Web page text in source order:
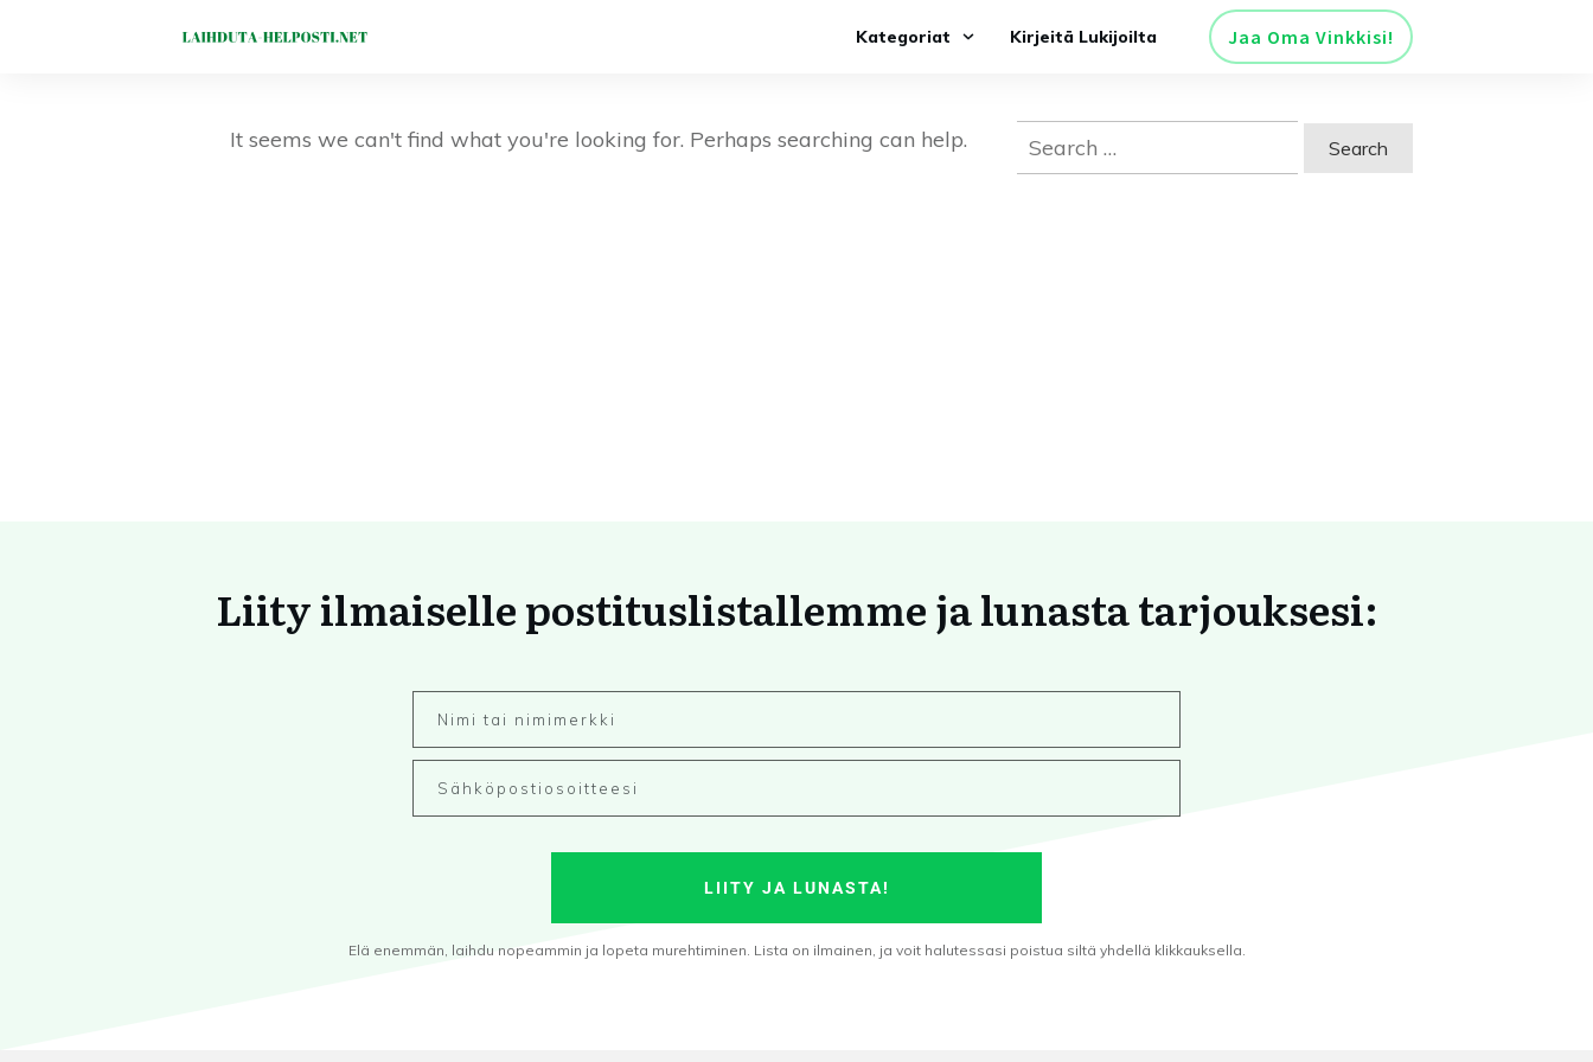
Kategoriat Kirjeitä Lukijoilta Jaa Oma Vinkkisi!
It seems we can't find what you're looking for. Perhaps searching can help.
Search
for:
Liity ilmaiselle postituslistallemme ja lunasta tarjouksesi:
LIITY JA LUNASTA!
Elä enemmän, laihdu nopeammin ja lopeta murehtiminen. Lista on ilmainen, ja voit halutessasi poistua siltä yhdellä klikkauksella.